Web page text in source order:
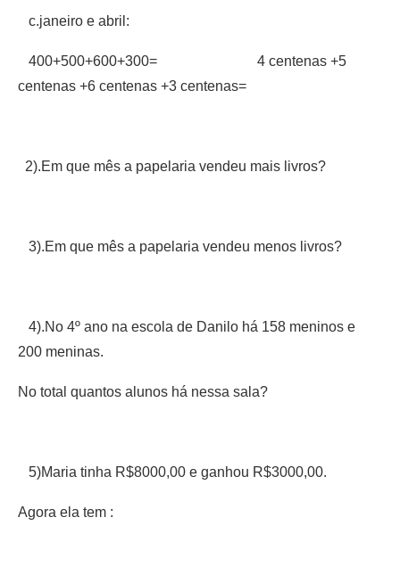
c.janeiro e abril:
400+500+600+300= 4 centenas +5
centenas +6 centenas +3 centenas=
2).Em que mês a papelaria vendeu mais livros?
3).Em que mês a papelaria vendeu menos livros?
4).No 4º ano na escola de Danilo há 158 meninos e
200 meninas.
No total quantos alunos há nessa sala?
5)Maria tinha R$8000,00 e ganhou R$3000,00.
Agora ela tem :